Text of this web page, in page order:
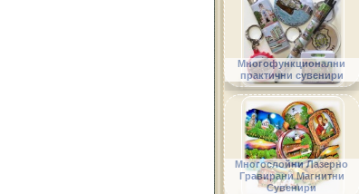
Многофункционални
практични сувенири
Многослойни Лазерно
Гравирани Магнитни
Сувенири